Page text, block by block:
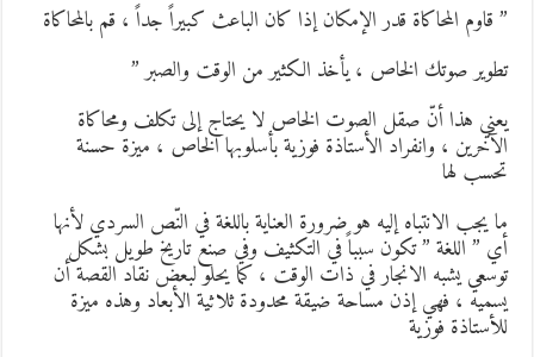
قاوم المحاكاة قدر الإمكان إذا كان الباعث كبيراً جداً ، قم بالمحاكاة
صوتك الخاص ، يأخذ الكثير من الوقت والصبر ”
هذا أنّ صقل الصوت الخاص لا يحتاج إلى تكلف ومحاكاة
، وانفراد الأستاذة فوزية بأسلوبها الخاص ، ميزة حسنة
لها
يجب الانتباه إليه هو ضرورة العناية باللغة في النّص السردي لأنها
” اللغة ” تكون سبباً في التكثيف وفي صنع تاريخ طويل بشكل
يشبه الانجار في ذات الوقت ، كما يحلو لبعض نقاد القصة أن
، فهي إذن مساحة ضيقة محدودة ثلاثية الأبعاد وهذه ميزة
فوزية